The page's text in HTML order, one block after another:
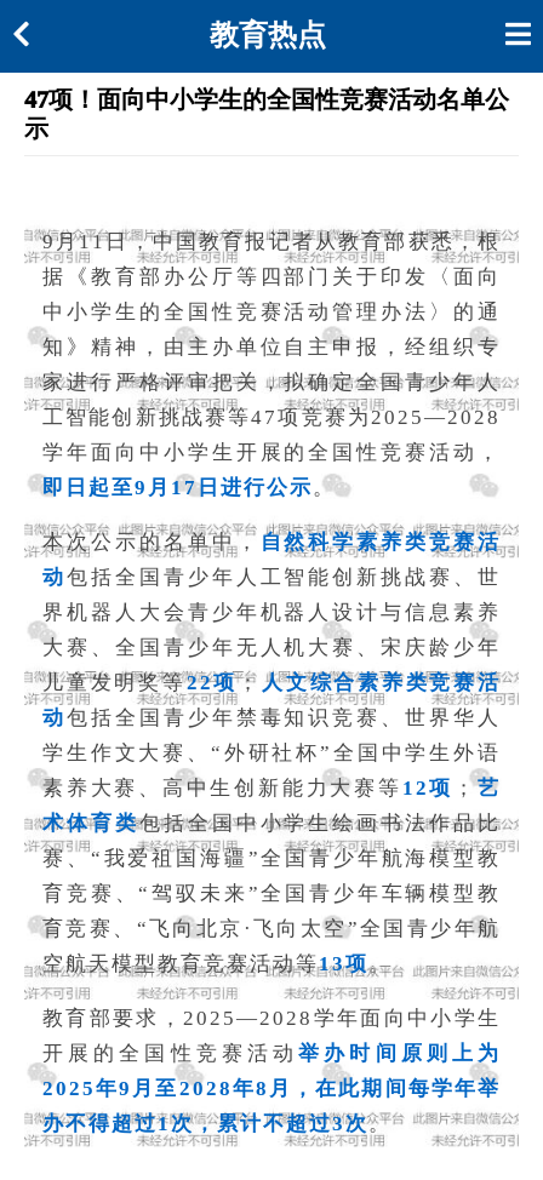
教育热点
47项！面向中小学生的全国性竞赛活动名单公
示
9月11日，中国教育报记者从教育部获悉，根
据《教育部办公厅等四部门关于印发〈面向
中小学生的全国性竞赛活动管理办法〉的通
知》精神，由主办单位自主申报，经组织专
家进行严格评审把关，拟确定全国青少年人
工智能创新挑战赛等47项竞赛为2025—2028
学年面向中小学生开展的全国性竞赛活动，
即日起至9月17日进行公示。
本次公示的名单中， 自然科学素养类竞赛活
动包括全国青少年人工智能创新挑战赛、世
界机器人大会青少年机器人设计与信息素养
大赛、全国青少年无人机大赛、宋庆龄少年
儿童发明奖等22项； 人文综合素养类竞赛活
动包括全国青少年禁毒知识竞赛、世界华人
学生作文大赛、“外研社杯”全国中学生外语
素养大赛、高中生创新能力大赛等 12项 ；艺
术体育类包括全国中小学生绘画书法作品比
赛、“我爱祖国海疆”全国青少年航海模型教
育竞赛、“驾驭未来”全国青少年车辆模型教
育竞赛、“飞向北京·飞向太空”全国青少年航
空航天模型教育竞赛活动等13项。
教育部要求，2025—2028学年面向中小学生
开展的全国性竞赛活动举办时间原则上为
2025年9月至2028年8月，在此期间每学年举
办不得超过1次，累计不超过3次。